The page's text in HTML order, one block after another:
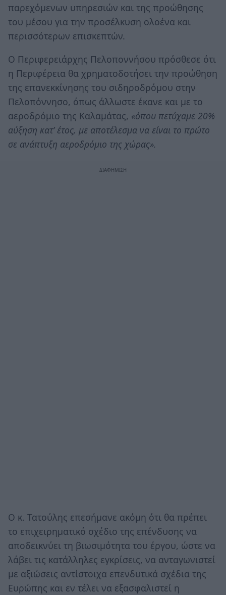
παρεχόμενων υπηρεσιών και της προώθησης
του μέσου για την προσέλκυση ολοένα και
περισσότερων επισκεπτών.
Ο Περιφερειάρχης Πελοποννήσου πρόσθεσε ότι
η Περιφέρεια θα χρηματοδοτήσει την προώθηση
της επανεκκίνησης του σιδηροδρόμου στην
Πελοπόννησο, όπως άλλωστε έκανε και με το
αεροδρόμιο της Καλαμάτας, «όπου πετύχαμε 20%
αύξηση κατ’ έτος, με αποτέλεσμα να είναι το πρώτο
σε ανάπτυξη αεροδρόμιο της χώρας».
Ο κ. Τατούλης επεσήμανε ακόμη ότι θα πρέπει
το επιχειρηματικό σχέδιο της επένδυσης να
αποδεικνύει τη βιωσιμότητα του έργου, ώστε να
λάβει τις κατάλληλες εγκρίσεις, να ανταγωνιστεί
με αξιώσεις αντίστοιχα επενδυτικά σχέδια της
Ευρώπης και εν τέλει να εξασφαλιστεί η